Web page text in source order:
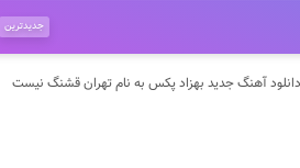
جدیدترین
دانلود آهنگ جدید بهزاد پکس به نام تهران قشنگ نیست